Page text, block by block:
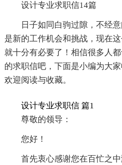
设计专业求职信14篇
日子如同白驹过隙，不经
是新的工作机会和挑战，现在
就十分有必要了！相信很多人
的求职信吧，下面是小编为大
欢迎阅读与收藏。
设计专业求职信 篇1
尊敬的领导：
您好！
首先衷心感谢您在百忙之